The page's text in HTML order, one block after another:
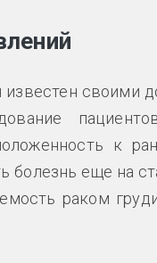
своими
к
болезнь еще на
раком